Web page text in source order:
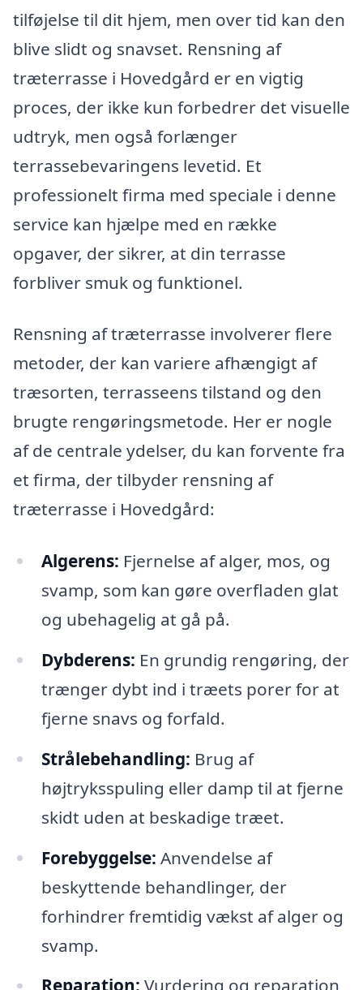
tilføjelse til dit hjem, men over tid kan den
blive slidt og snavset. Rensning af
træterrasse i Hovedgård er en vigtig
proces, der ikke kun forbedrer det visuelle
udtryk, men også forlænger
terrassebevaringens levetid. Et
professionelt firma med speciale i denne
service kan hjælpe med en række
opgaver, der sikrer, at din terrasse
forbliver smuk og funktionel.
Rensning af træterrasse involverer flere
metoder, der kan variere afhængigt af
træsorten, terrasseens tilstand og den
brugte rengøringsmetode. Her er nogle
af de centrale ydelser, du kan forvente fra
et firma, der tilbyder rensning af
træterrasse i Hovedgård:
Algerens: Fjernelse af alger, mos, og
svamp, som kan gøre overfladen glat
og ubehagelig at gå på.
Dybderens: En grundig rengøring, der
trænger dybt ind i træets porer for at
fjerne snavs og forfald.
Strålebehandling: Brug af
højtryksspuling eller damp til at fjerne
skidt uden at beskadige træet.
Forebyggelse: Anvendelse af
beskyttende behandlinger, der
forhindrer fremtidig vækst af alger og
svamp.